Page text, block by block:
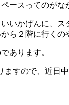
ースってのがな
いかげんに、
２階に行く
あります。
すので、近日